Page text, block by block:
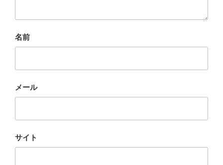
名前
メール
サイト